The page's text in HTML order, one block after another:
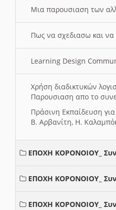
Μια παρουσιαση των
Πως να σχεδιασω και
Learning Design
Χρήση διαδικτυκών
Παρουσιαση απο το
Πράσινη Εκπαίδευση
Β. Αρβανίτη, Η.
ΕΠΟΧΗ ΚΟΡΟΝΟΙΟΥ_
ΕΠΟΧΗ ΚΟΡΟΝΟΙΟΥ_
ΕΠΟΧΗ ΚΟΡΟΝΟΙΟΥ_